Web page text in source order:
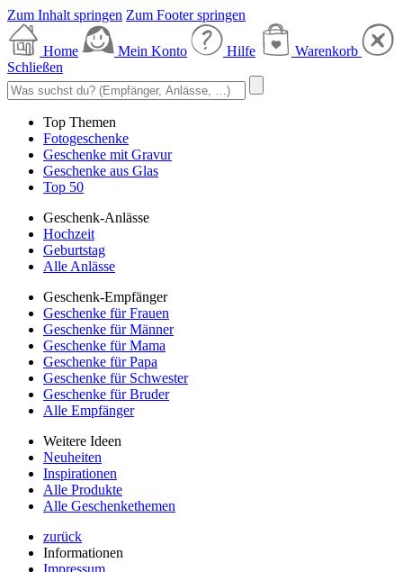
Zum Inhalt springen Zum Footer springen
Home Mein Konto Hilfe
Warenkorb
Schließen
Top Themen
Fotogeschenke
Geschenke mit Gravur
Geschenke aus Glas
Top 50
Geschenk-Anlässe
Hochzeit
Geburtstag
Alle Anlässe
Geschenk-Empfänger
Geschenke für Frauen
Geschenke für Männer
Geschenke für Mama
Geschenke für Papa
Geschenke für Schwester
Geschenke für Bruder
Alle Empfänger
Weitere Ideen
Neuheiten
Inspirationen
Alle Produkte
Alle Geschenkethemen
zurück
Informationen
Impressum